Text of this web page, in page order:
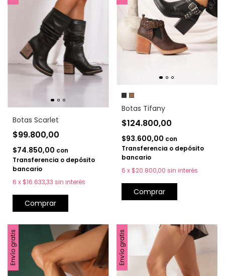
Botas Scarlet
$99.800,00
$74.850,00 con
Transferencia o depósito
bancario
6 x $16.633,33 sin interés
Comprar
Botas Tifany
$124.800,00
$93.600,00 con
Transferencia o depósito
bancario
6 x $20.800,00 sin interés
Comprar
Envío gratis Envío gratis